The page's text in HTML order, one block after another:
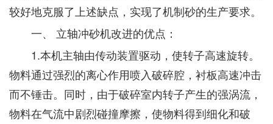
较好地克服了上述缺点，实现了机制砂的生产要求。
一、 立轴冲砂机改进的优点：
1.本机主轴由传动装置驱动，使转子高速旋转。
物料通过强烈的离心作用喷入破碎腔，衬板高速冲击
而不锤击。同时，由于破碎室内转子产生的强涡流，
物料在气流中剧烈碰撞摩擦，使物料得到细化和破